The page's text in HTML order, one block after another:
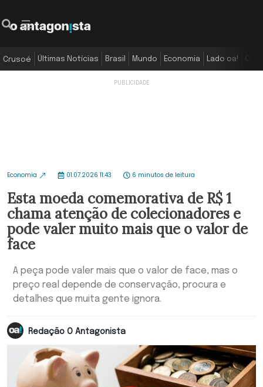
Crusoé Últimas Notícias Brasil Mundo Economia Lado oa!
Economia 01.07.2026 11:43 6 minutos de leitura
Esta moeda comemorativa de R$ 1
chama atenção de colecionadores e
pode valer muito mais que o valor de
face
A peça pode valer mais que o valor de face, mas o
preço real depende de conservação, procura e
detalhes que muita gente ignora.
Redação O Antagonista